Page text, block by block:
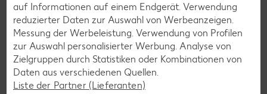
Glutenfreie Rezepte
auf Informationen auf einem Endgerät. Verwendung
reduzierter Daten zur Auswahl von Werbeanzeigen.
Messung der Werbeleistung. Verwendung von Profilen
zur Auswahl personalisierter Werbung. Analyse von
Zielgruppen durch Statistiken oder Kombinationen von
Daten aus verschiedenen Quellen.
Liste der Partner (Lieferanten)